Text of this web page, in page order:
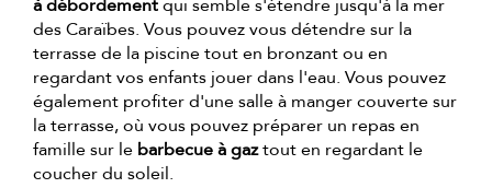
à débordementqui semble s'étendre jusqu'à la mer
des Caraïbes. Vous pouvez vous détendre sur la
terrasse de la piscine tout en bronzant ou en
regardant vos enfants jouer dans l'eau. Vous pouvez
également profiter d'une salle à manger couverte sur
la terrasse, où vous pouvez préparer un repas en
famille sur le barbecue à gaztout en regardant le
coucher du soleil.